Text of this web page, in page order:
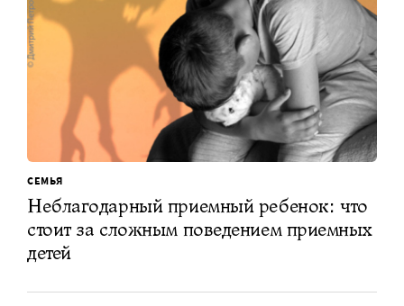
СЕМЬЯ
Неблагодарный приемный ребенок: что
стоит за сложным поведением приемных
детей